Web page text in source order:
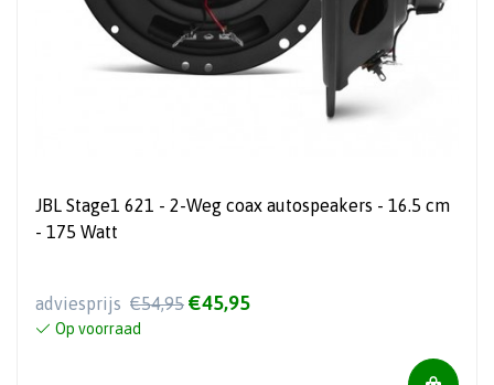
JBL Stage1 621 - 2-Weg coax autospeakers - 16.5 cm
- 175 Watt
adviesprijs €54,95 €45,95
Op voorraad